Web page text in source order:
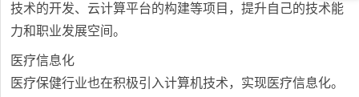
技术的开发、云计算平台的构建等项目，提升自己的技术能
力和职业发展空间。
医疗信息化
医疗保健行业也在积极引入计算机技术，实现医疗信息化。